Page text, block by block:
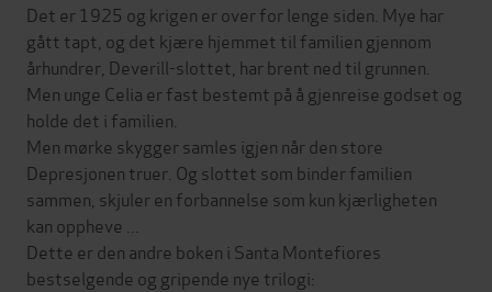
Det er 1925 og krigen er over for lenge siden. Mye har
gått tapt, og det kjære hjemmet til familien gjennom
århundrer, Deverill-slottet, har brent ned til grunnen.
Men unge Celia er fast bestemt på å gjenreise godset og
holde det i familien.
Men mørke skygger samles igjen når den store
Depresjonen truer. Og slottet som binder familien
sammen, skjuler en forbannelse som kun kjærligheten
kan oppheve ...
Dette er den andre boken i Santa Montefiores
bestselgende og gripende nye trilogi: